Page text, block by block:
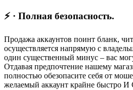
⚡ · Полная безопасность.
Продажа аккаунтов поинт бланк,
осуществляется напрямую с
один существенный минус – вас
Отдавая предпочтение нашему
полностью обезопасите себя от
желаемый аккаунт крайне